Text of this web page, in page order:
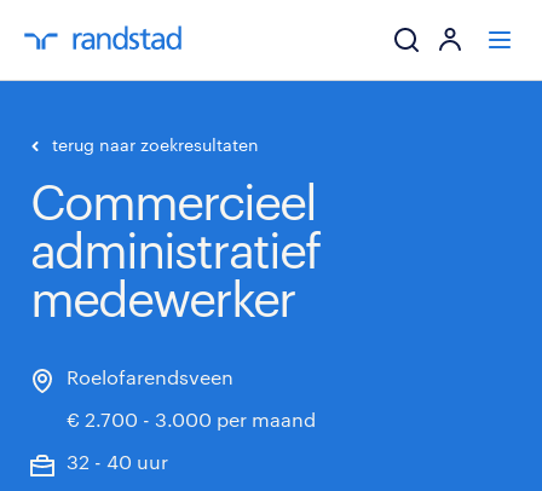
terug naar zoekresultaten
Commercieel
administratief
medewerker
Roelofarendsveen
€ 2.700 - 3.000 per maand
32 - 40 uur